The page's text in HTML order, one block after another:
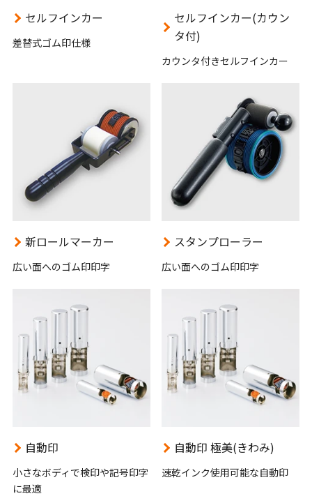
セルフインカー
差替式ゴム印仕様
セルフインカー(カウン
タ付)
カウンタ付きセルフインカー
新ロールマーカー
広い面へのゴム印印字
スタンプローラー
広い面へのゴム印印字
自動印
小さなボディで検印や記号印字
に最適
自動印 極美(きわみ)
速乾インク使用可能な自動印